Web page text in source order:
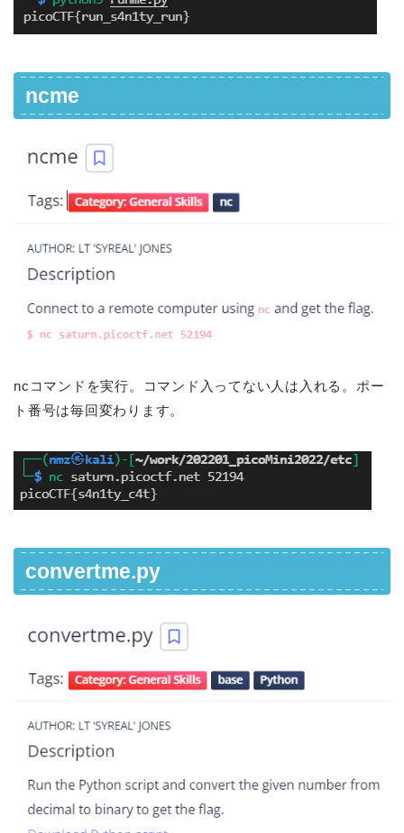
ncme
ncコマンドを実行。コマンド入ってない人は入れる。ポー
ト番号は毎回変わります。
convertme.py